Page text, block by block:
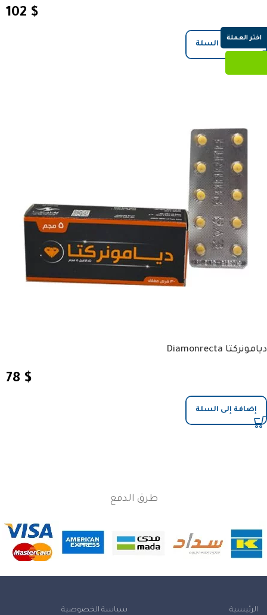
102 $
إضافة إلى السلة
ديامونركتا Diamonrecta
78 $
إضافة إلى السلة
طرق الدفع
الرئيسية سياسة الخصوصية
اختر العملة